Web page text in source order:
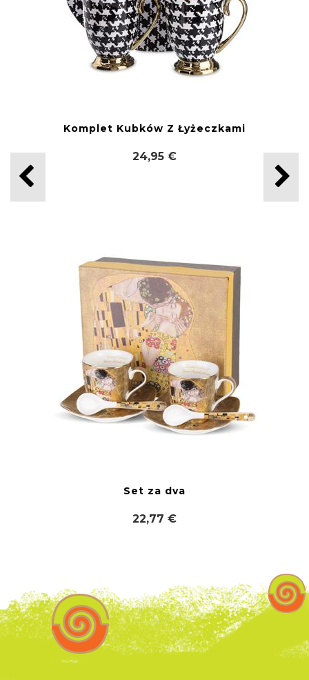
Komplet Kubków Z Łyżeczkami
24,95 €
Set za dva
22,77 €